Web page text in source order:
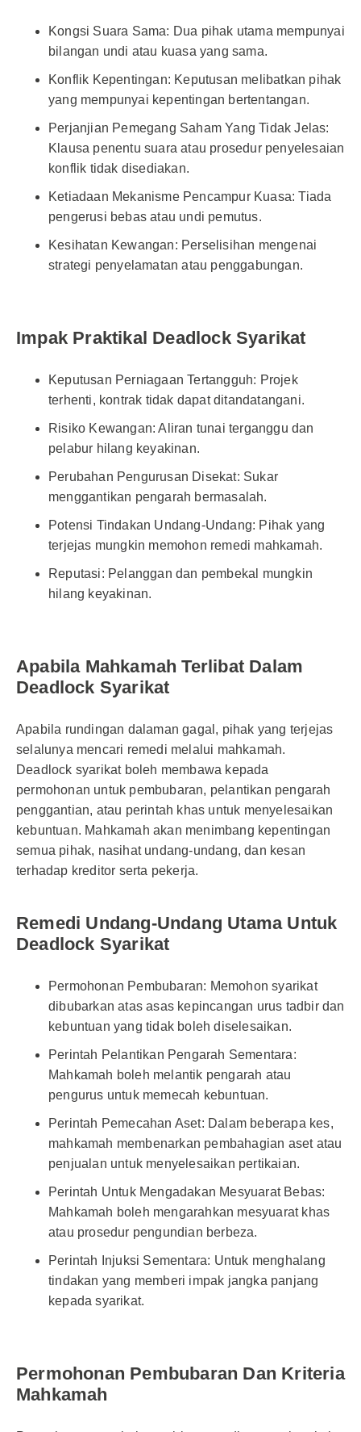
Kongsi Suara Sama: Dua pihak utama mempunyai
bilangan undi atau kuasa yang sama.
Konflik Kepentingan: Keputusan melibatkan pihak
yang mempunyai kepentingan bertentangan.
Perjanjian Pemegang Saham Yang Tidak Jelas:
Klausa penentu suara atau prosedur penyelesaian
konflik tidak disediakan.
Ketiadaan Mekanisme Pencampur Kuasa: Tiada
pengerusi bebas atau undi pemutus.
Kesihatan Kewangan: Perselisihan mengenai
strategi penyelamatan atau penggabungan.
Impak Praktikal Deadlock Syarikat
Keputusan Perniagaan Tertangguh: Projek
terhenti, kontrak tidak dapat ditandatangani.
Risiko Kewangan: Aliran tunai terganggu dan
pelabur hilang keyakinan.
Perubahan Pengurusan Disekat: Sukar
menggantikan pengarah bermasalah.
Potensi Tindakan Undang-Undang: Pihak yang
terjejas mungkin memohon remedi mahkamah.
Reputasi: Pelanggan dan pembekal mungkin
hilang keyakinan.
Apabila Mahkamah Terlibat Dalam
Deadlock Syarikat
Apabila rundingan dalaman gagal, pihak yang terjejas
selalunya mencari remedi melalui mahkamah.
Deadlock syarikat boleh membawa kepada
permohonan untuk pembubaran, pelantikan pengarah
penggantian, atau perintah khas untuk menyelesaikan
kebuntuan. Mahkamah akan menimbang kepentingan
semua pihak, nasihat undang-undang, dan kesan
terhadap kreditor serta pekerja.
Remedi Undang-Undang Utama Untuk
Deadlock Syarikat
Permohonan Pembubaran: Memohon syarikat
dibubarkan atas asas kepincangan urus tadbir dan
kebuntuan yang tidak boleh diselesaikan.
Perintah Pelantikan Pengarah Sementara:
Mahkamah boleh melantik pengarah atau
pengurus untuk memecah kebuntuan.
Perintah Pemecahan Aset: Dalam beberapa kes,
mahkamah membenarkan pembahagian aset atau
penjualan untuk menyelesaikan pertikaian.
Perintah Untuk Mengadakan Mesyuarat Bebas:
Mahkamah boleh mengarahkan mesyuarat khas
atau prosedur pengundian berbeza.
Perintah Injuksi Sementara: Untuk menghalang
tindakan yang memberi impak jangka panjang
kepada syarikat.
Permohonan Pembubaran Dan Kriteria
Mahkamah